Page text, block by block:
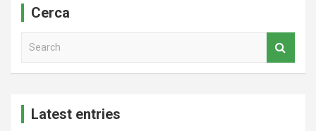
Cerca
Latest entries